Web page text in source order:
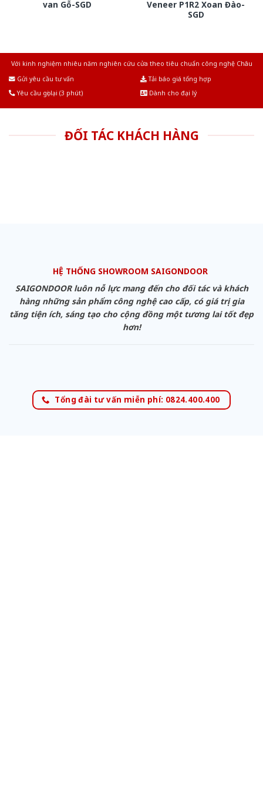
van Gỗ-SGD
Veneer P1R2 Xoan Đào-
SGD
Với kinh nghiệm nhiêu năm nghiên cứu cửa theo tiêu chuẩn công nghệ Châu
Gửi yêu cầu tư vấn
Tải báo giá tổng hợp
Yêu cầu gọi lại (3 phút)
Dành cho đại lý
ĐỐI TÁC KHÁCH HÀNG
HỆ THỐNG SHOWROOM SAIGONDOOR
SAIGONDOOR luôn nỗ lực mang đến cho đối tác và khách
hàng những sản phẩm công nghệ cao cấp, có giá trị gia
tăng tiện ích, sáng tạo cho cộng đồng một tương lai tốt đẹp
hơn!
Tổng đài tư vấn miễn phí: 0824.400.400